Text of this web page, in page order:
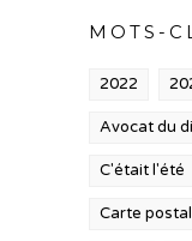
MOTS-
2022
Avocat du
C'était l'été
Carte